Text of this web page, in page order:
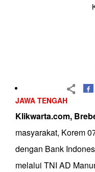
JAWA TENGAH
Klikwarta.com,
masyarakat, Korem
dengan Bank
melalui TNI AD